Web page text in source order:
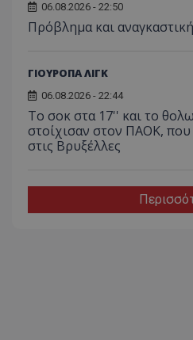
06.08.2026 - 22:50
Πρόβλημα και
ΓΙΟΥΡΟΠΑ ΛΙΓΚ
06.08.2026 - 22:44
Το σοκ στα 17'' και το
στοίχισαν στον ΠΑΟΚ,
στις Βρυξέλλες